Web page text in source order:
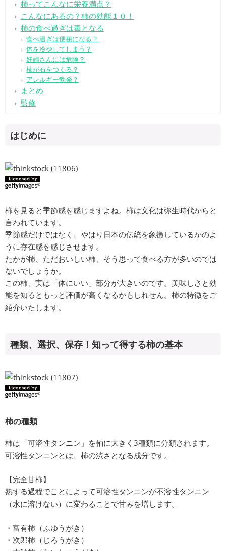
柿ってこんなに栄養満点？
こんなにあるの？柿の効能１０！
柿の食べ過ぎは毒となる
食べ過ぎは便秘になる？
体を冷やしてしまう？
妊婦さんには危険？
柿が石をつくる？
アレルギー勃発？
まとめ
監修
はじめに
柿を見ると季節感を感じますよね。柿は文化は弥生時代からと
言われています。
季節感だけではなく、やはり日本の伝統を象徴しているかのよ
うに存在感を感じさせます。
たかが柿、ただおいしい柿、そう思って食べる方が多いのでは
ないでしょうか。
この柿、実は「体にいい」部分が大きいのです。美味しさと効
能を知るともっと評価が高くなるかもしれせん。柿の特徴をご
紹介いたします。
種類、選択、保存！知って得する柿の基本
柿の種類
柿は「可溶性タンニン」を軸に大きく3種類に分類されます。
可溶性タンニンとは、柿の渋さとなる成分です。
【完全甘柿】
熟する過程でことによって可溶性タンニンが不溶性タンニン
（水に溶けない）に変わることで甘みを増します。
・富有柿（ふゆうがき）
・次郎柿（じろうがき）